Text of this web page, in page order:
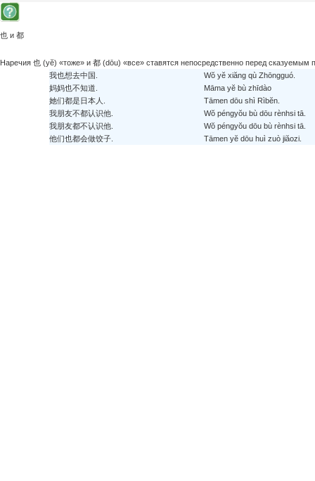
也 и 都
Наречия 也 (yĕ) «тоже» и 都 (dōu) «все» ставятся непосредственно перед
我也想去中国.
Wŏ yĕ xiăng qù Zhōngguó.
妈妈也不知道.
Māma yĕ bù zhīdào
她们都是日本人.
Tāmen dōu shì Rìbĕn.
我朋友不都认识他.
Wŏ péngyŏu bù dōu rènhsi tā.
我朋友都不认识他.
Wŏ péngyŏu dōu bù rènhsi tā.
他们也都会做饺子.
Tāmen yĕ dōu huì zuò jiăozi.